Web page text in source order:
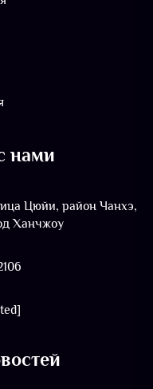
нами
Цюйи, район Чанхэ,
Ханчжоу